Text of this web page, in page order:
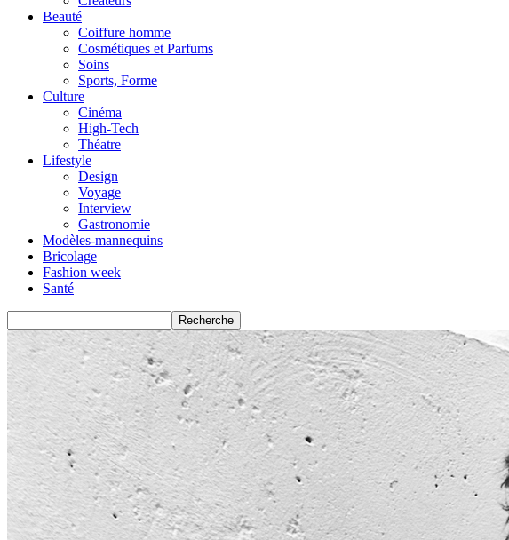
Beauté
Coiffure homme
Cosmétiques et Parfums
Soins
Sports, Forme
Culture
Cinéma
High-Tech
Théatre
Lifestyle
Design
Voyage
Interview
Gastronomie
Modèles-mannequins
Bricolage
Fashion week
Santé